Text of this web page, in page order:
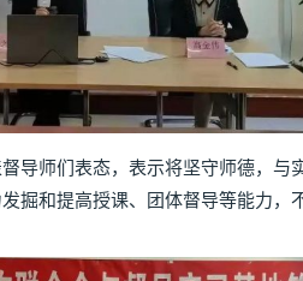
师们表态，表示将坚守师德，与
掘和提高授课、团体督导等能力，